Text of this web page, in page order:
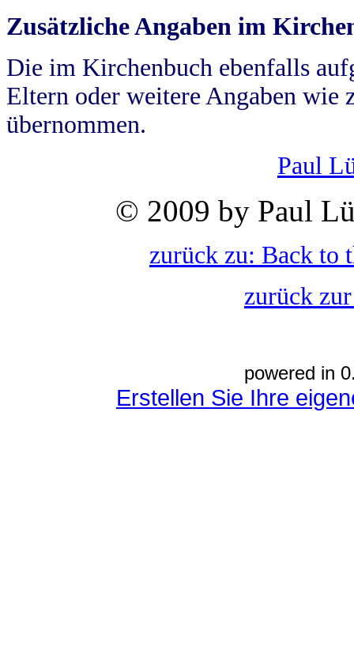
Zusätzliche Angaben im
Die im Kirchenbuch ebenfalls
Eltern oder weitere Angaben wie
übernommen.
Paul
© 2009 by Paul
zurück zu: Back to
zurück
powered in
Erstellen Sie Ihre